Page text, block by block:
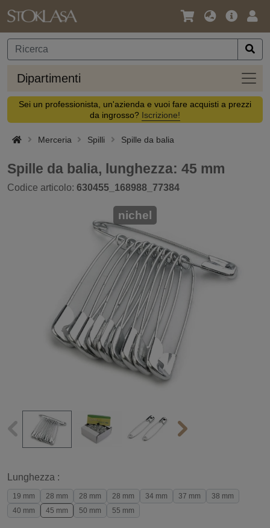
Lingua
Valuta
Offerta
Dipartimenti
Sei un professionista, un'azienda e vuoi fare acquisti a prezzi
da ingrosso? Iscrizione!
Merceria Spilli Spille da balia
Spille da balia, lunghezza: 45 mm
Codice articolo: 630455_168988_77384
nichel
Lunghezza :
19 mm 28 mm 28 mm 28 mm 34 mm 37 mm
38 mm
40 mm
45 mm 50 mm 55 mm